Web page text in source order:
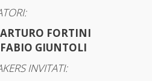
FORTINI
GIUNTOLI
INVITATI: